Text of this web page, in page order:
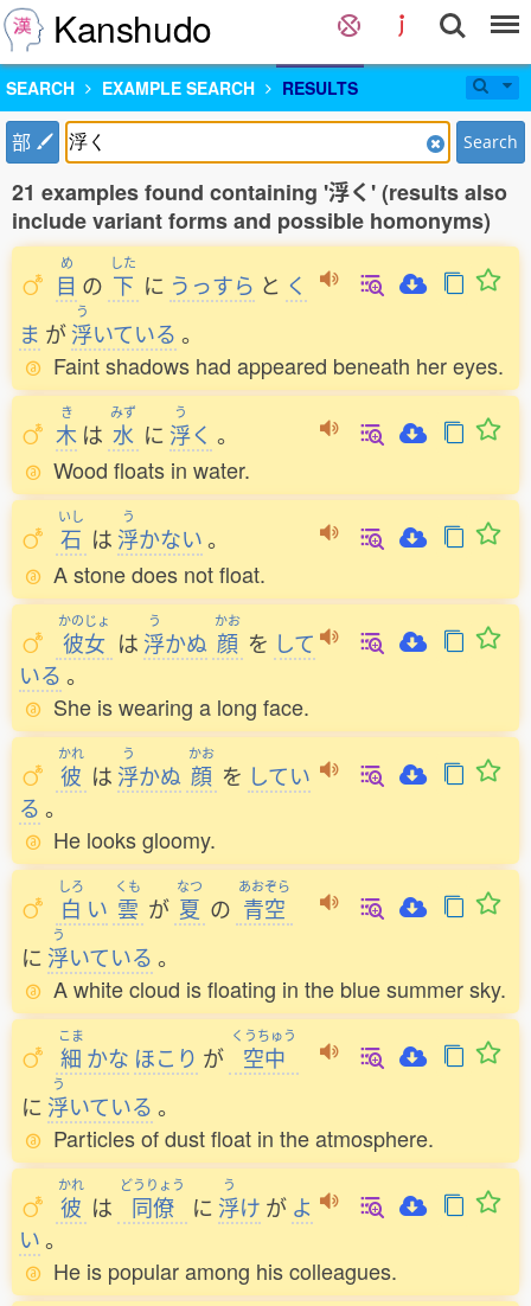
Kanshudo
SEARCH EXAMPLE SEARCH RESULTS
部 Search
21 examples found containing '浮く' (results also
include variant forms and possible homonyms)
め
目 の
した
下 に うっすら と く
ま が
う
浮いている 。
Faint shadows had appeared beneath her eyes.
き
木 は
みず
水 に
う
浮く 。
Wood floats in water.
いし
石 は
う
浮かない。
A stone does not float.
かのじょ
彼女 は
う
浮かぬ
かお
顔 を して
いる 。
She is wearing a long face.
かれ
彼 は
う
浮かぬ
かお
顔 を してい
る 。
He looks gloomy.
しろ
白 い
くも
雲 が
なつ
夏 の
あおぞら
青空
に
う
浮いている 。
A white cloud is floating in the blue summer sky.
こま
細 かな ほこり が
くうちゅう
空中
に
う
浮いている 。
Particles of dust float in the atmosphere.
かれ
彼 は
どうりょう
同僚 に
う
浮け が よ
い。
He is popular among his colleagues.